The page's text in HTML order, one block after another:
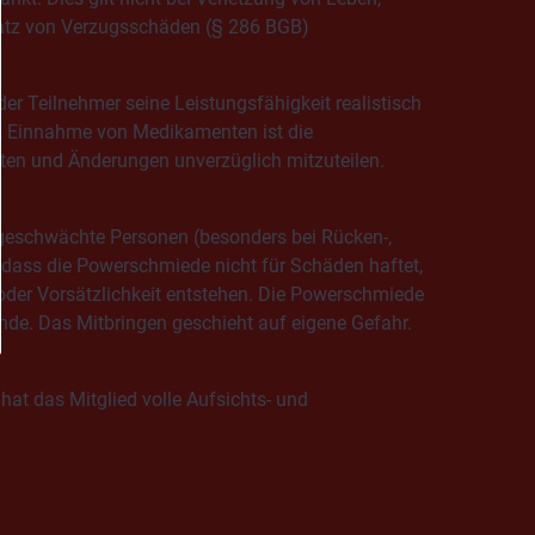
von Verzugsschäden (§ 286 BGB)
Teilnehmer seine Leistungsfähigkeit realistisch
von Medikamenten ist die
und Änderungen unverzüglich mitzuteilen.
Personen (besonders bei Rücken-,
die Powerschmiede nicht für Schäden haftet,
Vorsätzlichkeit entstehen. Die Powerschmiede
Das Mitbringen geschieht auf eigene Gefahr.
das Mitglied volle Aufsichts- und